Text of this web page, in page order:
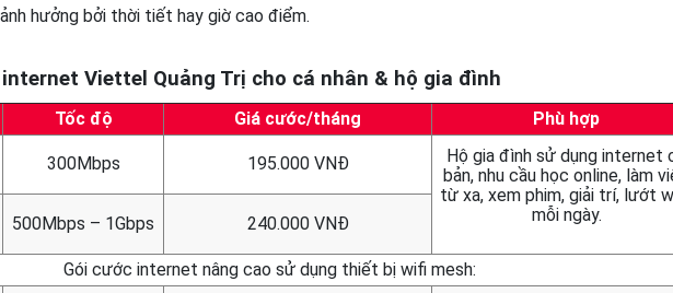
hưởng bởi thời tiết hay giờ cao điểm.
Viettel Quảng Trị cho cá nhân & hộ gia đình
Tốc độ Giá cước/tháng Phù hợp
300Mbps 195.000 VNĐ
Hộ gia đình sử dụng internet
bản, nhu cầu học online, làm
từ xa, xem phim, giải trí, lướt
mỗi ngày.
500Mbps – 1Gbps 240.000 VNĐ
Gói cước internet nâng cao sử dụng thiết bị wifi mesh: